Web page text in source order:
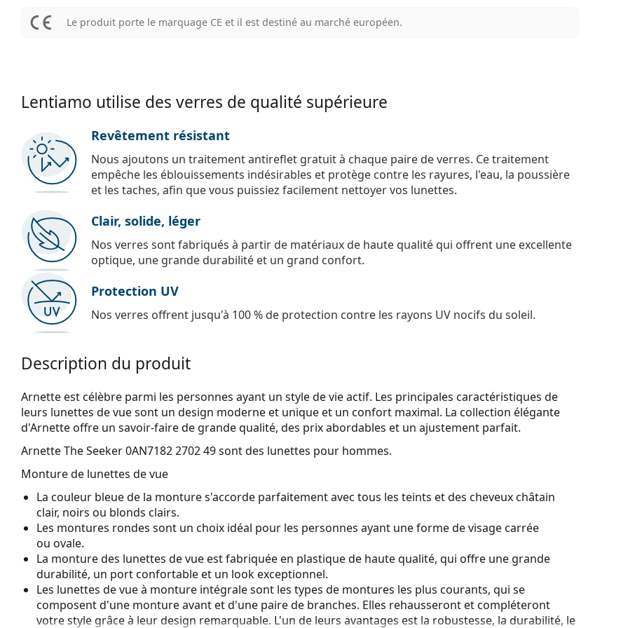
Le produit porte le marquage CE et il est destiné au marché européen.
Lentiamo utilise des verres de qualité supérieure
Revêtement résistant
Nous ajoutons un traitement antireflet gratuit à chaque paire de verres. Ce traitement
empêche les éblouissements indésirables et protège contre les rayures, l'eau, la poussière
et les taches, afin que vous puissiez facilement nettoyer vos lunettes.
Clair, solide, léger
Nos verres sont fabriqués à partir de matériaux de haute qualité qui offrent une excellente
optique, une grande durabilité et un grand confort.
Protection UV
Nos verres offrent jusqu'à 100 % de protection contre les rayons UV nocifs du soleil.
Description du produit
Arnette est célèbre parmi les personnes ayant un style de vie actif. Les principales caractéristiques de
leurs lunettes de vue sont un design moderne et unique et un confort maximal. La collection élégante
d'Arnette offre un savoir-faire de grande qualité, des prix abordables et un ajustement parfait.
Arnette The Seeker 0AN7182 2702 49sont des lunettes pour hommes.
Monture de lunettes de vue
La couleur bleue de la monture s'accorde parfaitement avec tous les teints et des cheveux châtain
clair, noirs ou blonds clairs.
Les montures rondes sont un choix idéal pour les personnes ayant une forme de visage carrée
ou ovale.
La monture des lunettes de vue est fabriquée en plastique de haute qualité, qui offre une grande
durabilité, un port confortable et un look exceptionnel.
Les lunettes de vue à monture intégrale sont les types de montures les plus courants, qui se
composent d'une monture avant et d'une paire de branches. Elles rehausseront et compléteront
votre style grâce à leur design remarquable. L'un de leurs avantages est la robustesse, la durabilité, le